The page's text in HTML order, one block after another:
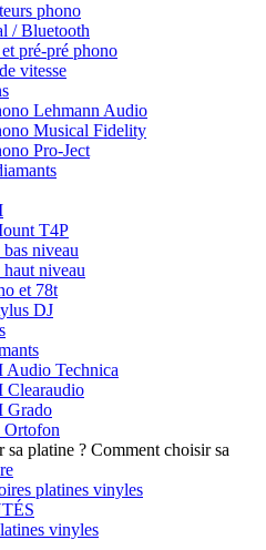
phono
/ Bluetooth
pré-pré phono
vitesse
Lehmann Audio
Musical Fidelity
Pro-Ject
T4P
niveau
niveau
et 78t
DJ
Audio Technica
Clearaudio
Grado
Ortofon
Comment choisir sa
platines vinyles
vinyles